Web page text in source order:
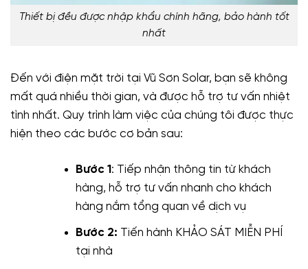
Thiết bị đều được nhập khẩu chính hãng, bảo hành tốt
nhất
Đến với điện mặt trời tại Vũ Sơn Solar, bạn sẽ không
mất quá nhiều thời gian, và được hỗ trợ tư vấn nhiệt
tình nhất. Quy trình làm việc của chúng tôi được thực
hiện theo các bước cơ bản sau:
Bước 1 : Tiếp nhận thông tin từ khách
hàng, hỗ trợ tư vấn nhanh cho khách
hàng nắm tổng quan về dịch vụ
Bước 2: Tiến hành KHẢO SÁT MIỄN PHÍ
tại nhà